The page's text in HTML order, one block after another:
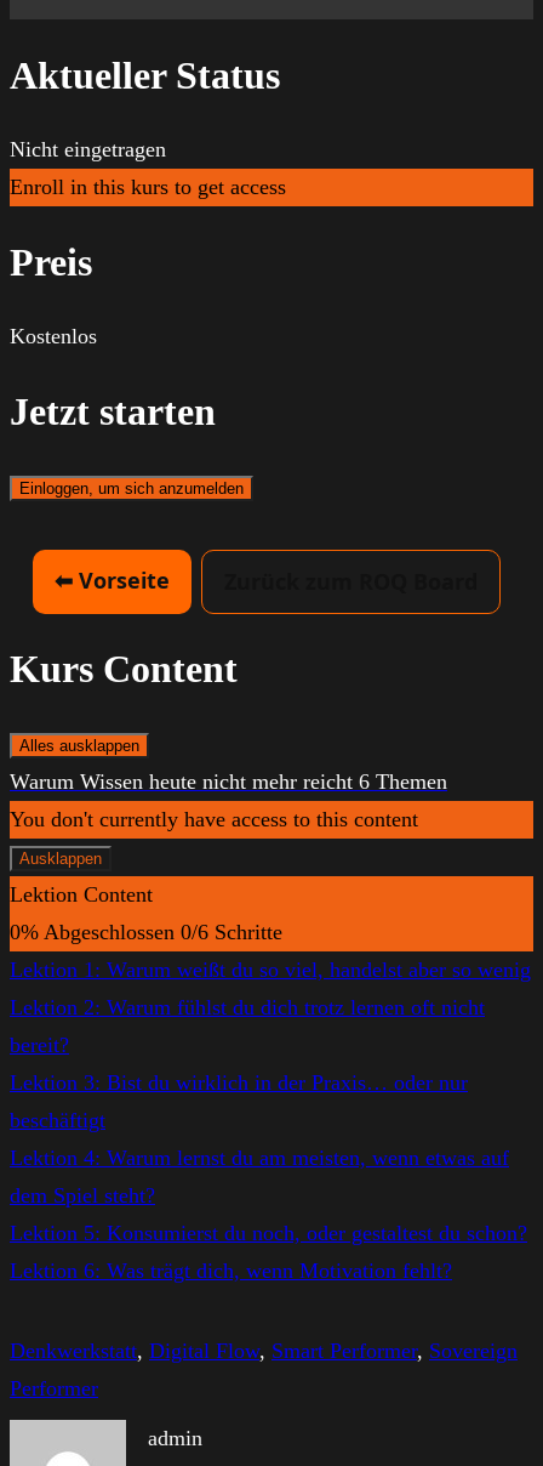
Aktueller Status
Nicht eingetragen
Enroll in this kurs to get access
Preis
Kostenlos
Jetzt starten
Einloggen, um sich anzumelden
⬅ Vorseite
Kurs Content
Alles ausklappen
Lektionen
Warum Wissen heute nicht mehr reicht 6 Themen
You don't currently have access to this content
Ausklappen
Warum
Wissen
nicht
mehr
reicht
Lektion Content
0% Abgeschlossen 0/6 Schritte
Lektion 1: Warum weißt du so viel, handelst aber so wenig
Lektion 2: Warum fühlst du dich trotz lernen oft nicht
bereit?
Lektion 3: Bist du wirklich in der Praxis… oder nur
beschäftigt
Lektion 4: Warum lernst du am meisten, wenn etwas auf
dem Spiel steht?
Lektion 5: Konsumierst du noch, oder gestaltest du schon?
Lektion 6: Was trägt dich, wenn Motivation fehlt?
Denkwerkstatt, Digital Flow, Smart Performer, Sovereign
Performer
admin